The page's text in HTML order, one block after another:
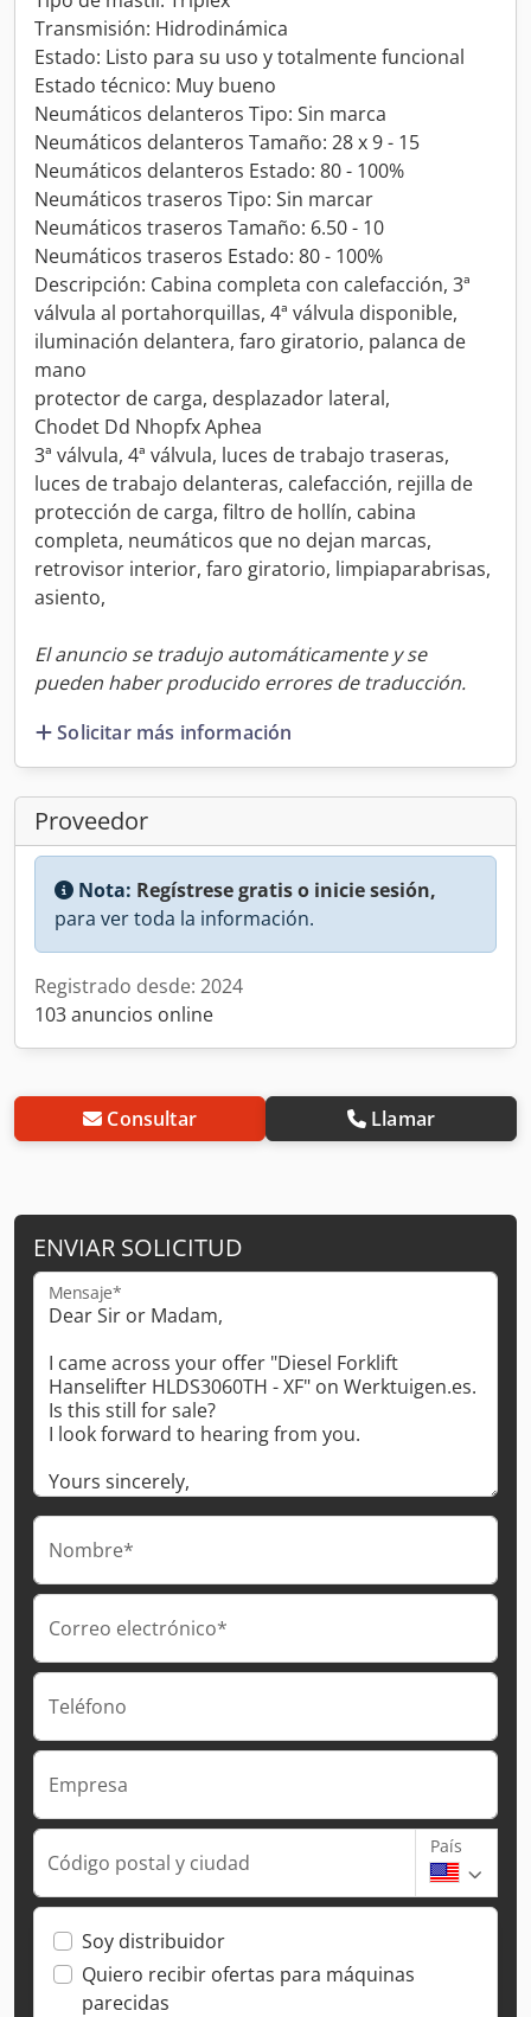
Transmisión: Hidrodinámica
Estado: Listo para su uso y totalmente funcional
Estado técnico: Muy bueno
Neumáticos delanteros Tipo: Sin marca
Neumáticos delanteros Tamaño: 28 x 9 - 15
Neumáticos delanteros Estado: 80 - 100%
Neumáticos traseros Tipo: Sin marcar
Neumáticos traseros Tamaño: 6.50 - 10
Neumáticos traseros Estado: 80 - 100%
Descripción: Cabina completa con calefacción, 3ª
válvula al portahorquillas, 4ª válvula disponible,
iluminación delantera, faro giratorio, palanca de
mano
protector de carga, desplazador lateral,
Chodet Dd Nhopfx Aphea
3ª válvula, 4ª válvula, luces de trabajo traseras,
luces de trabajo delanteras, calefacción, rejilla de
protección de carga, filtro de hollín, cabina
completa, neumáticos que no dejan marcas,
retrovisor interior, faro giratorio, limpiaparabrisas,
asiento,
El anuncio se tradujo automáticamente y se
pueden haber producido errores de traducción.
Solicitar más información
Proveedor
Nota: Regístrese gratis o inicie sesión,
para ver toda la información.
Registrado desde: 2024
103 anuncios online
Consultar Llamar
ENVIAR SOLICITUD
Mensaje*
Nombre*
Correo electrónico*
Teléfono
Empresa
Código postal y ciudad
País
Soy distribuidor
Quiero recibir ofertas para máquinas
parecidas